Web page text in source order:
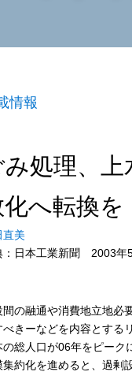
情報
み処理、
へ転換を
直美
：日本工業新聞 2003年
間の融通や消費地立地必
べきーなどを内容とする
の総人口が06年をピーク
集約化を進めると、過剰